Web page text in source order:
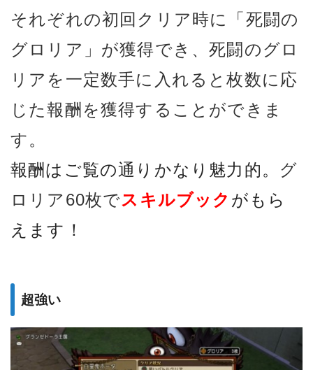
それぞれの初回クリア時に「死闘の
グロリア」が獲得でき、死闘のグロ
リアを一定数手に入れると枚数に応
じた報酬を獲得することができま
す。
報酬はご覧の通りかなり魅力的。 グ
ロリア60枚でスキルブック がもら
えます！
超強い